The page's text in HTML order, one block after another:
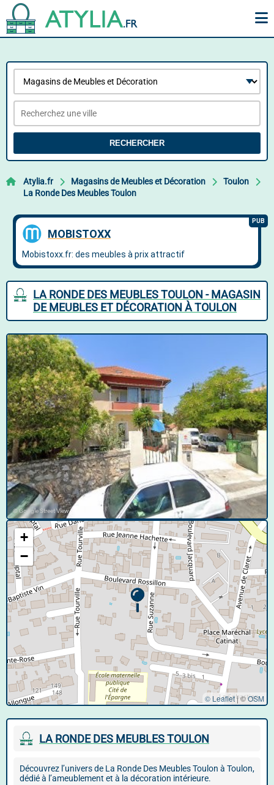
RECHERCHER
Atylia.fr Magasins de Meubles et Décoration
Toulon
La Ronde Des Meubles Toulon
LA RONDE DES MEUBLES TOULON - MAGASIN
DE MEUBLES ET DÉCORATION À TOULON
© Google Street View
+
−
© Leaflet|©OSM
LA RONDE DES MEUBLES TOULON
Découvrez l’univers de La Ronde Des Meubles Toulon à Toulon,
dédié à l’ameublement et à la décoration intérieure.